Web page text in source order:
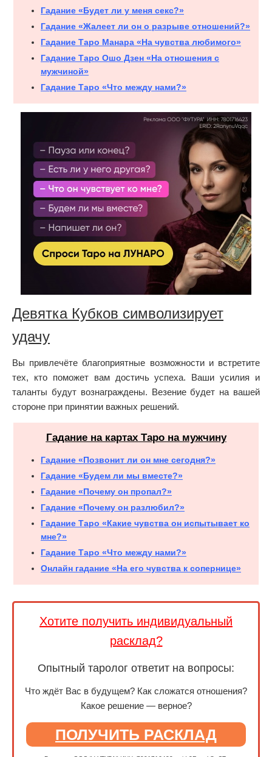
Гадание «Будет ли у меня секс?»
Гадание «Жалеет ли он о разрыве отношений?»
Гадание Таро Манара «На чувства любимого»
Гадание Таро Ошо Дзен «На отношения с
мужчиной»
Гадание Таро «Что между нами?»
Девятка Кубков символизирует
удачу
Вы привлечёте благоприятные возможности и встретите
тех, кто поможет вам достичь успеха. Ваши усилия и
таланты будут вознаграждены. Везение будет на вашей
стороне при принятии важных решений.
Гадание на картах Таро на мужчину
Гадание «Позвонит ли он мне сегодня?»
Гадание «Будем ли мы вместе?»
Гадание «Почему он пропал?»
Гадание «Почему он разлюбил?»
Гадание Таро «Какие чувства он испытывает ко
мне?»
Гадание Таро «Что между нами?»
Онлайн гадание «На его чувства к сопернице»
Хотите получить индивидуальный
расклад?
Опытный таролог ответит на вопросы:
Что ждёт Вас в будущем? Как сложатся отношения?
Какое решение — верное?
ПОЛУЧИТЬ РАСКЛАД